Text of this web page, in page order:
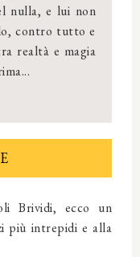
nulla, e lui non
contro tutto e
realtà e magia
Brividi, ecco un
più intrepidi e alla